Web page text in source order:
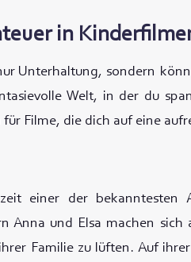
in
Unterhaltung, sondern
Welt, in der du
Filme, die dich auf eine
einer der bekanntesten
Anna und Elsa machen
Familie zu lüften. Auf